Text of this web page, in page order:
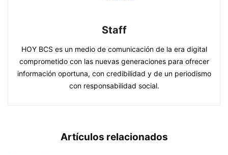
Staff
HOY BCS es un medio de comunicación de la era digital
comprometido con las nuevas generaciones para ofrecer
información oportuna, con credibilidad y de un periodismo
con responsabilidad social.
Artículos relacionados